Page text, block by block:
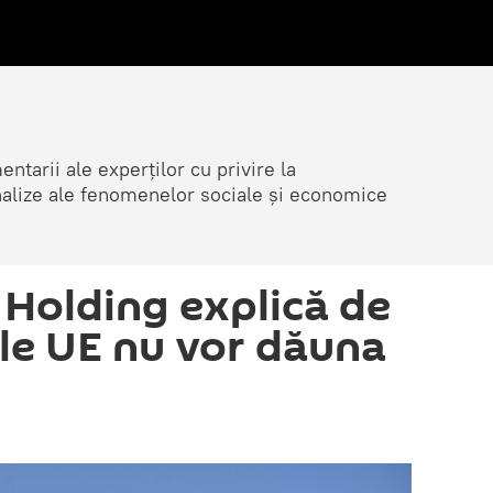
ale experților cu privire la
ale fenomenelor sociale și economice
explică de
UE nu vor dăuna